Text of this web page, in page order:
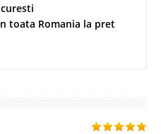
toata Romania la pret